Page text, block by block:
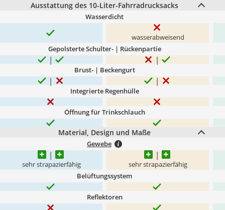
Ausstattung des 10-Liter-Fahrradrucksacks
Wasserdicht
wasserabweisend
Gepolsterte Schulter- | Rückenpartie
Brust- | Beckengurt
Integrierte Regenhülle
Öffnung für Trinkschlauch
Material, Design und Maße
Gewebe
sehr strapazierfähig sehr strapazierfähig
Belüftungssystem
Reflektoren